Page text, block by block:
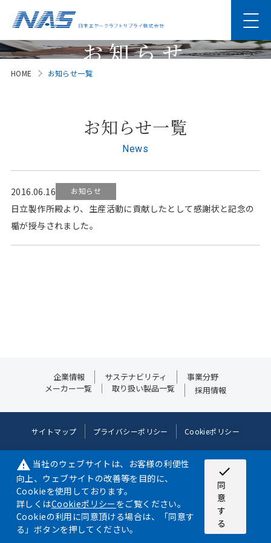
お知らせ
HOME お知らせ一覧
お知らせ一覧
News
2016.06.16 お知らせ
日立製作所殿より、生産活動に貢献したとして感謝状と記念の
楯が授与されました。
企業情報 サステナビリティ
事業分野
メーカー一覧
取り扱い製品一覧 採用情報
サイトマップ プライバシーポリシー Cookieポリシー
warning 当社のウェブサイトは、お客様の利便性
向上、ウェブサイトの改善等を目的に、
Cookieを使用しております。
詳しくはCookieポリシーをご覧ください。
Cookieの利用に同意頂ける場合は、「同意す
る」ボタンを押してください。
check
同
意
す
る